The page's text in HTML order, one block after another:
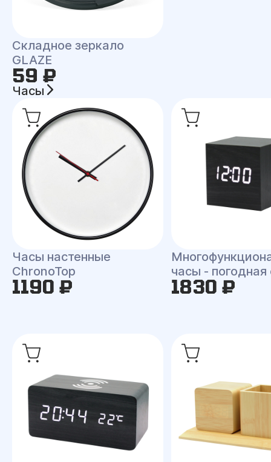
Складное зеркало
GLAZE
59 ₽
Часы
Часы настенные
ChronoTop
1190 ₽
часы - погодная
1830 ₽